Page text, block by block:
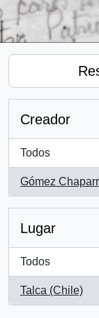
Creador
Todos
Gómez
, 1 resultados
Lugar
Todos
Talca (Chile)
, 1 resultados